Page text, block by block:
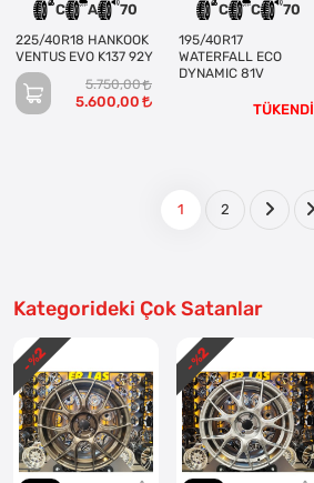
C A 70
225/40R18 HANKOOK
VENTUS EVO K137 92Y
5.750,00
5.600,00
C C 70
195/40R17
WATERFALL ECO
DYNAMIC 81V
TÜKENDİ
1 2
Kategorideki Çok Satanlar
- %
2 - %
2